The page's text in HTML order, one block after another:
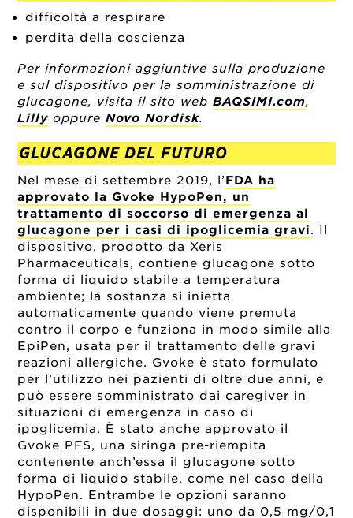
difficoltà a respirare
perdita della coscienza
Per informazioni aggiuntive sulla produzione
e sul dispositivo per la somministrazione di
glucagone, visita il sito webBAQSIMI.com,
Lilly oppureNovo Nordisk.
GLUCAGONE DEL FUTURO
Nel mese di settembre 2019, l’FDA ha
approvato la Gvoke HypoPen, un
trattamento di soccorso di emergenza al
glucagone per i casi di ipoglicemia gravi. Il
dispositivo, prodotto da Xeris
Pharmaceuticals, contiene glucagone sotto
forma di liquido stabile a temperatura
ambiente; la sostanza si inietta
automaticamente quando viene premuta
contro il corpo e funziona in modo simile alla
EpiPen, usata per il trattamento delle gravi
reazioni allergiche. Gvoke è stato formulato
per l’utilizzo nei pazienti di oltre due anni, e
può essere somministrato dai caregiver in
situazioni di emergenza in caso di
ipoglicemia. È stato anche approvato il
Gvoke PFS, una siringa pre-riempita
contenente anch’essa il glucagone sotto
forma di liquido stabile, come nel caso della
HypoPen. Entrambe le opzioni saranno
disponibili in due dosaggi: uno da 0,5 mg/0,1